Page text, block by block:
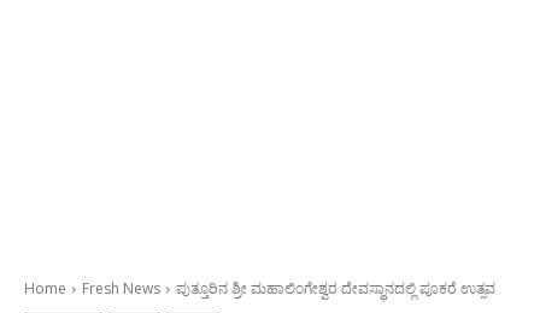
Home Fresh News ಪುತ್ತೂರಿನ ಶ್ರೀ ಮಹಾಲಿಂಗೇಶ್ವರ ದೇವಸ್ಥಾನದಲ್ಲಿ ಪೂಕರೆ ಉತ್ಸವ